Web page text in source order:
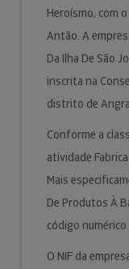
Heroísmo, com
Antão. A
Da Ilha De São
inscrita na
distrito de
Conforme a
atividade
Mais
De Produtos À
código
O NIF da